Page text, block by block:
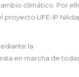
climático. Por
LIFE-IP
la
en marcha de